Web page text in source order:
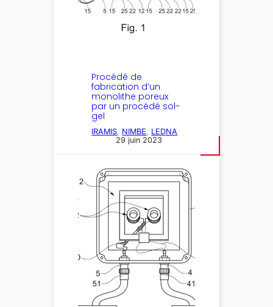
Procédé de
fabrication d’un
monolithe poreux
par un procédé sol-
gel
IRAMIS, NIMBE, LEDNA
29 juin 2023